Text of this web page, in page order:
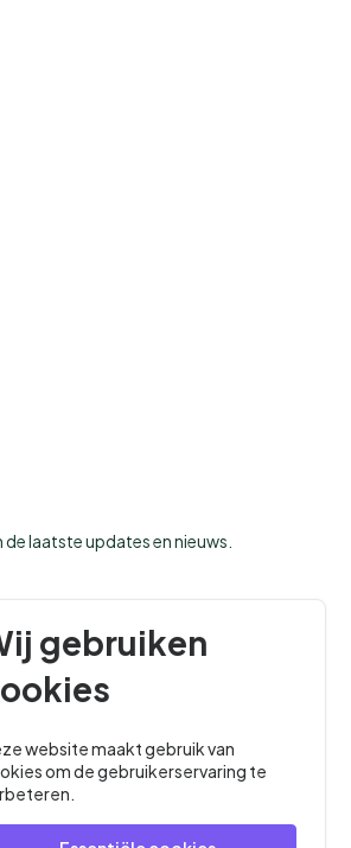
gebruiken
website maakt gebruik van
om de gebruikerservaring te
laatste updates en nieuws.